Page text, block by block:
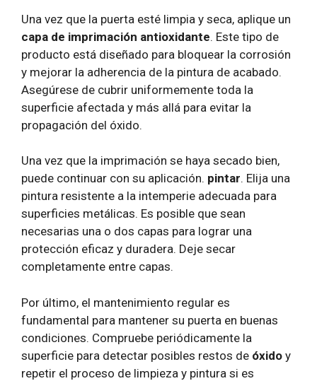
Una vez que la puerta esté limpia y seca, aplique un
capa de imprimación antioxidante. Este tipo de
producto está diseñado para bloquear la corrosión
y mejorar la adherencia de la pintura de acabado.
Asegúrese de cubrir uniformemente toda la
superficie afectada y más allá para evitar la
propagación del óxido.
Una vez que la imprimación se haya secado bien,
puede continuar con su aplicación. pintar. Elija una
pintura resistente a la intemperie adecuada para
superficies metálicas. Es posible que sean
necesarias una o dos capas para lograr una
protección eficaz y duradera. Deje secar
completamente entre capas.
Por último, el mantenimiento regular es
fundamental para mantener su puerta en buenas
condiciones. Compruebe periódicamente la
superficie para detectar posibles restos de óxido y
repetir el proceso de limpieza y pintura si es